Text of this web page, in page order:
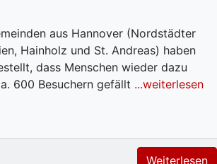
aus Hannover (Nordstädter
Hainholz und St. Andreas) haben
dass Menschen wieder dazu
600 Besuchern gefällt ...weiterlesen
Weiterlesen